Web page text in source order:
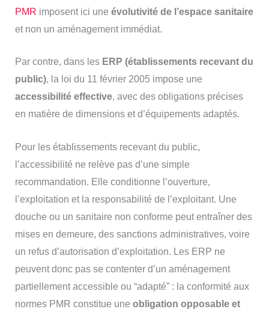
PMR imposent ici une évolutivité de l’espace sanitaire
et non un aménagement immédiat.
Par contre, dans les ERP (établissements recevant du
public), la loi du 11 février 2005 impose une
accessibilité effective, avec des obligations précises
en matière de dimensions et d’équipements adaptés.
Pour les établissements recevant du public,
l’accessibilité ne relève pas d’une simple
recommandation. Elle conditionne l’ouverture,
l’exploitation et la responsabilité de l’exploitant. Une
douche ou un sanitaire non conforme peut entraîner des
mises en demeure, des sanctions administratives, voire
un refus d’autorisation d’exploitation. Les ERP ne
peuvent donc pas se contenter d’un aménagement
partiellement accessible ou “adapté” : la conformité aux
normes PMR constitue une obligation opposable et